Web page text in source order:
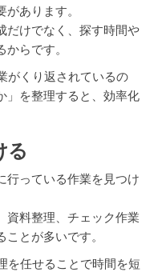
あります。
だけでなく、探す時間や
らです。
がくり返されているの
」を整理すると、効率化
る
行っている作業を見つけ
資料整理、チェック作業
とが多いです。
を任せることで時間を短